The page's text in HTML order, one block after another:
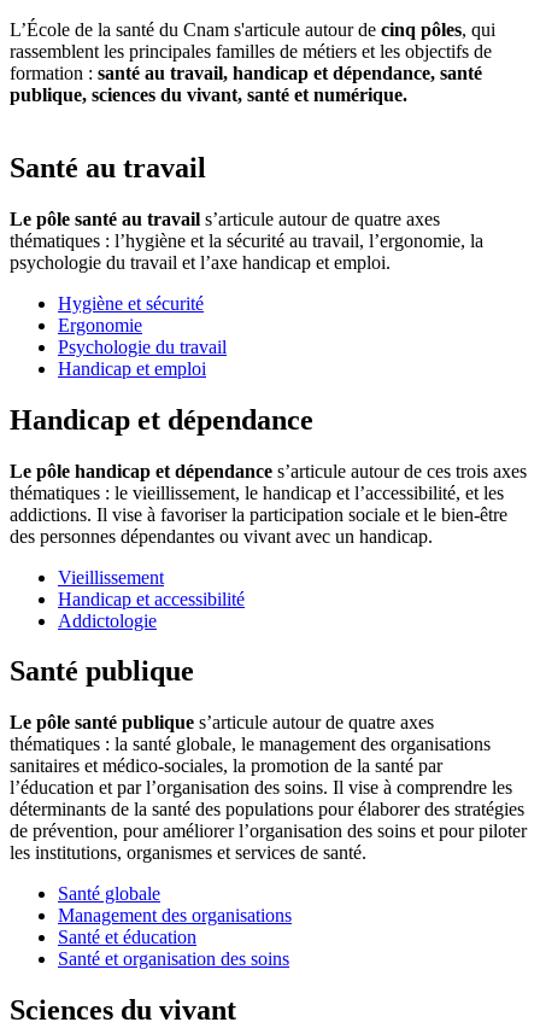
L’École de la santé du Cnam s'articule autour de cinq pôles, qui
rassemblent les principales familles de métiers et les objectifs de
formation : santé au travail, handicap et dépendance, santé
publique, sciences du vivant, santé et numérique.
Santé au travail
Le pôle santé au travail s’articule autour de quatre axes
thématiques : l’hygiène et la sécurité au travail, l’ergonomie, la
psychologie du travail et l’axe handicap et emploi.
Hygiène et sécurité
Ergonomie
Psychologie du travail
Handicap et emploi
Handicap et dépendance
Le pôle handicap et dépendance s’articule autour de ces trois axes
thématiques : le vieillissement, le handicap et l’accessibilité, et les
addictions. Il vise à favoriser la participation sociale et le bien-être
des personnes dépendantes ou vivant avec un handicap.
Vieillissement
Handicap et accessibilité
Addictologie
Santé publique
Le pôle santé publique s’articule autour de quatre axes
thématiques : la santé globale, le management des organisations
sanitaires et médico-sociales, la promotion de la santé par
l’éducation et par l’organisation des soins. Il vise à comprendre les
déterminants de la santé des populations pour élaborer des stratégies
de prévention, pour améliorer l’organisation des soins et pour piloter
les institutions, organismes et services de santé.
Santé globale
Management des organisations
Santé et éducation
Santé et organisation des soins
Sciences du vivant